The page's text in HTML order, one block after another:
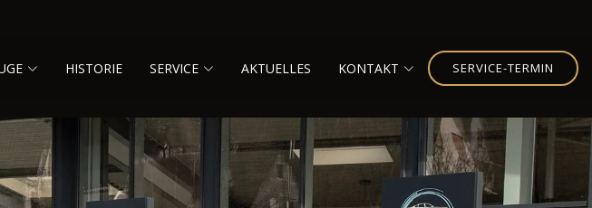
HISTORIE SERVICE AKTUELLES KONTAKT SERVICE-TERMIN